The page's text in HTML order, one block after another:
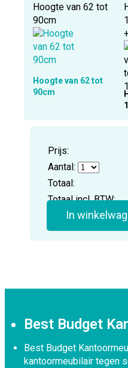
Hoogte van 62 tot
90cm
Hoogte van 62 tot
90cm
Prijs:
Aantal:
Totaal:
Totaal incl. BTW:
In
Best Budget
Best Budget
kantoormeubilair tegen